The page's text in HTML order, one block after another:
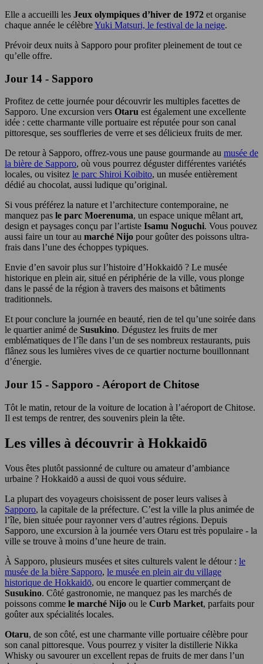
Elle a accueilli les Jeux olympiques d’hiver de 1972 et organise
chaque année le célèbreYuki Matsuri, le festival de la neige.
Prévoir deux nuits à Sapporo pour profiter pleinement de tout ce
qu’elle offre.
Jour 14 - Sapporo
Profitez de cette journée pour découvrir les multiples facettes de
Sapporo. Une excursion vers Otaru est également une excellente
idée : cette charmante ville portuaire est réputée pour son canal
pittoresque, ses souffleries de verre et ses délicieux fruits de mer.
De retour à Sapporo, offrez-vous une pause gourmande au musée de
la bière de Sapporo, où vous pourrez déguster différentes variétés
locales, ou visitez le parc Shiroi Koibito, un musée entièrement
dédié au chocolat, aussi ludique qu’original.
Si vous préférez la nature et l’architecture contemporaine, ne
manquez pas le parc Moerenuma, un espace unique mêlant art,
design et paysages conçu par l’artiste Isamu Noguchi. Vous pouvez
aussi faire un tour au marché Nijo pour goûter des poissons ultra-
frais dans l’une des échoppes typiques.
Envie d’en savoir plus sur l’histoire d’Hokkaidō ? Le musée
historique en plein air, situé en périphérie de la ville, vous plonge
dans le passé de la région à travers des maisons et bâtiments
traditionnels.
Et pour conclure la journée en beauté, rien de tel qu’une soirée dans
le quartier animé de Susukino. Dégustez les fruits de mer
emblématiques de l’île dans l’un de ses nombreux restaurants, puis
flânez sous les lumières vives de ce quartier nocturne bouillonnant
d’énergie.
Jour 15 - Sapporo - Aéroport de Chitose
Tôt le matin, retour de la voiture de location à l’aéroport de Chitose.
Il est temps de rentrer, des souvenirs plein la tête.
Les villes à découvrir à Hokkaidō
Vous êtes plutôt passionné de culture ou amateur d’ambiance
urbaine ? Hokkaidō a aussi de quoi vous séduire.
La plupart des voyageurs choisissent de poser leurs valises à
Sapporo, la capitale de la préfecture. C’est la ville la plus animée de
l’île, bien située pour rayonner vers d’autres régions. Depuis
Sapporo, une excursion à la journée vers Otaru est très populaire - la
ville se trouve à moins d’une heure de train.
À Sapporo, plusieurs musées et sites culturels valent le détour : le
musée de la bière Sapporo, le musée en plein air du village
historique de Hokkaidō, ou encore le quartier commerçant de
Susukino. Côté gastronomie, ne manquez pas les marchés de
poissons comme le marché Nijo ou le Curb Market, parfaits pour
goûter aux spécialités locales.
Otaru, de son côté, est une charmante ville portuaire célèbre pour
son canal pittoresque. Vous pourrez y visiter la distillerie Nikka
Whisky ou savourer un excellent repas de fruits de mer dans l’un